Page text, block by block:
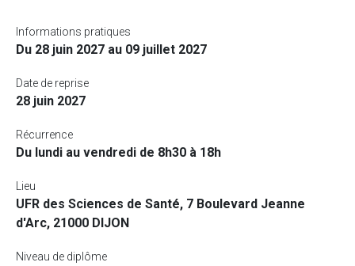
Informations pratiques
Du 28 juin 2027 au 09 juillet 2027
Date de reprise
28 juin 2027
Récurrence
Du lundi au vendredi de 8h30 à 18h
Lieu
UFR des Sciences de Santé, 7 Boulevard Jeanne
d'Arc, 21000 DIJON
Niveau de diplôme